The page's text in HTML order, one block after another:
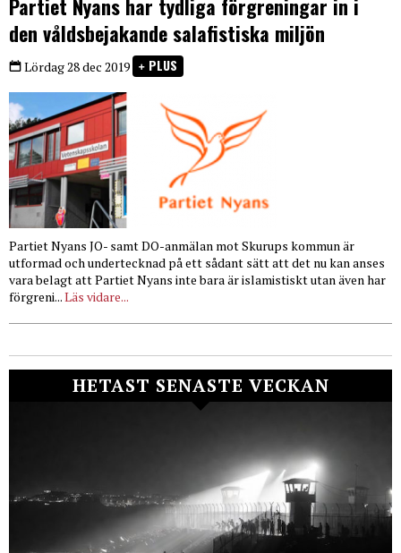
Partiet Nyans har tydliga förgreningar in i
den våldsbejakande salafistiska miljön
Lördag 28 dec 2019 PLUS
Partiet Nyans JO- samt DO-anmälan mot Skurups kommun är
utformad och undertecknad på ett sådant sätt att det nu kan anses
vara belagt att Partiet Nyans inte bara är islamistiskt utan även har
förgreni...Läs vidare...
HETAST SENASTE VECKAN